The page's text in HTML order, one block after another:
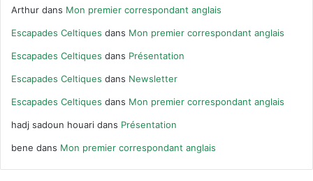
Arthur dans Mon premier correspondant anglais
Escapades Celtiques dans Mon premier correspondant anglais
Escapades Celtiques dans Présentation
Escapades Celtiques dans Newsletter
Escapades Celtiques dans Mon premier correspondant anglais
hadj sadoun houari dans Présentation
bene dans Mon premier correspondant anglais